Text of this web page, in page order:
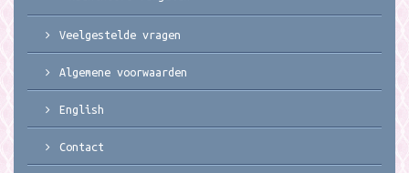
Veelgestelde vragen
Algemene voorwaarden
English
Contact